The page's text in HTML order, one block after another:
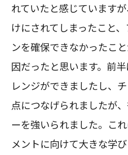
れていたと感じています
けにされてしまったこと
ンを確保できなかったこ
因だったと思います。前
レンジができましたし、
点につなげられましたが
ーを強いられました。こ
メントに向けて大きな学び